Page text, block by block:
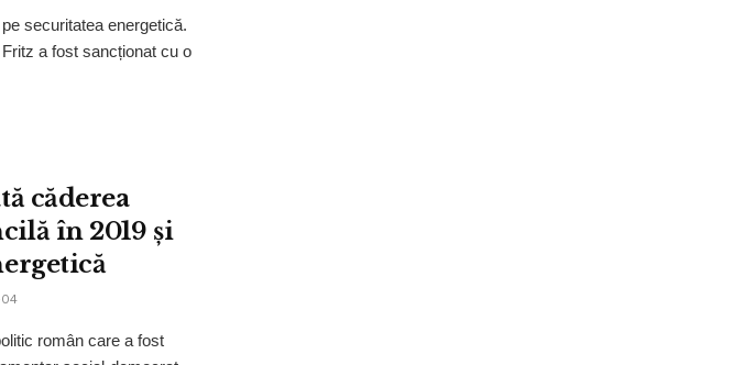
securitatea energetică.
a fost sancționat cu o
căderea
în 2019 și
român care a fost